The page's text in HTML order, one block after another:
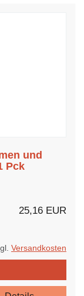
und
Pck
25,16 EUR
Versandkosten